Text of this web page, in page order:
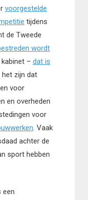
voorgestelde
tijdens
de Tweede
wordt
– dat is
het zijn dat
voor
en overheden
voor
. Vaak
achter de
sport hebben
een